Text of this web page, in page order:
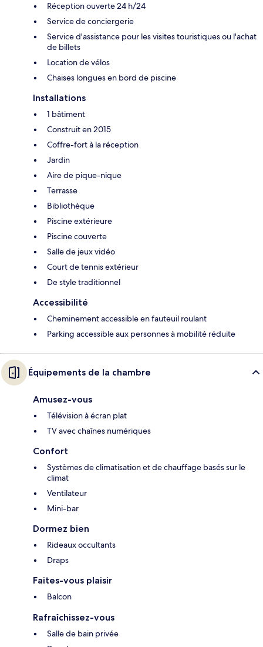
Réception ouverte 24 h/24
Service de conciergerie
Service d'assistance pour les visites touristiques ou l'achat
de billets
Location de vélos
Chaises longues en bord de piscine
Installations
1 bâtiment
Construit en 2015
Coffre-fort à la réception
Jardin
Aire de pique-nique
Terrasse
Bibliothèque
Piscine extérieure
Piscine couverte
Salle de jeux vidéo
Court de tennis extérieur
De style traditionnel
Accessibilité
Cheminement accessible en fauteuil roulant
Parking accessible aux personnes à mobilité réduite
Équipements de la chambre
Amusez-vous
Télévision à écran plat
TV avec chaînes numériques
Confort
Systèmes de climatisation et de chauffage basés sur le
climat
Ventilateur
Mini-bar
Dormez bien
Rideaux occultants
Draps
Faites-vous plaisir
Balcon
Rafraîchissez-vous
Salle de bain privée